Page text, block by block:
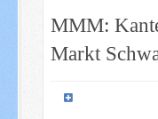
MMM:
Markt